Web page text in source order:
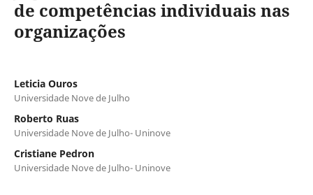
de competências individuais nas
organizações
Leticia Ouros
Universidade Nove de Julho
Roberto Ruas
Universidade Nove de Julho- Uninove
Cristiane Pedron
Universidade Nove de Julho- Uninove